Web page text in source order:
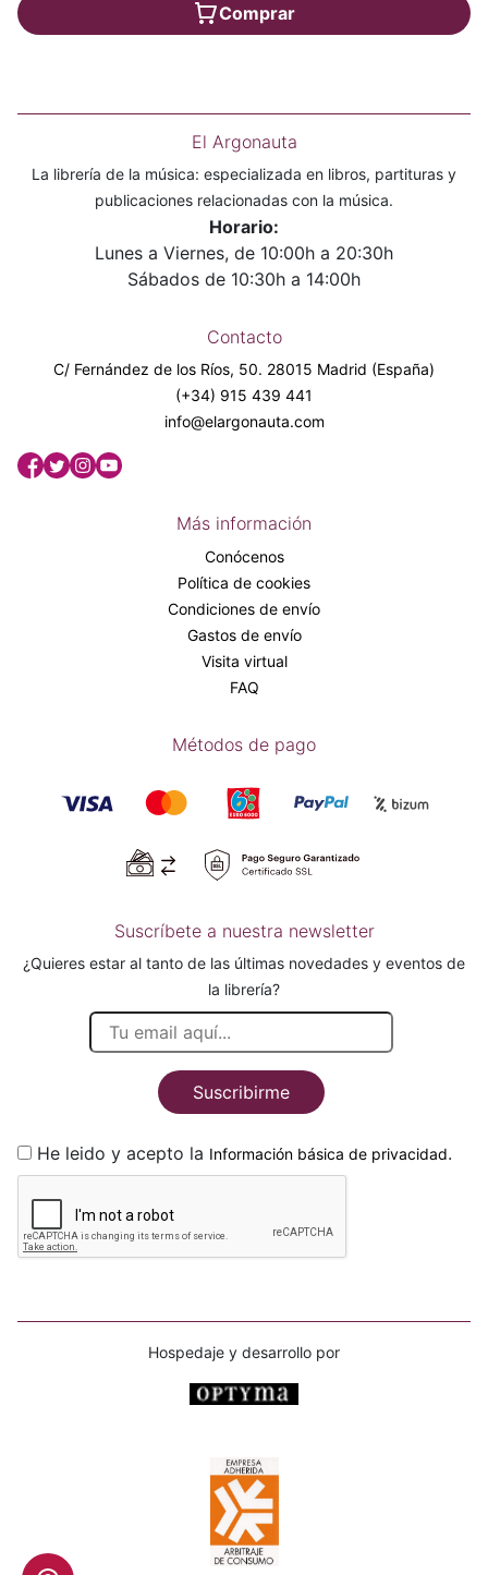
Comprar
El Argonauta
La librería de la música: especializada en libros, partituras y
publicaciones relacionadas con la música.
Horario:
Lunes a Viernes, de 10:00h a 20:30h
Sábados de 10:30h a 14:00h
Contacto
C/ Fernández de los Ríos, 50. 28015 Madrid (España)
(+34) 915 439 441
info@elargonauta.com
Más información
Conócenos
Política de cookies
Condiciones de envío
Gastos de envío
Visita virtual
FAQ
Métodos de pago
Suscríbete a nuestra newsletter
¿Quieres estar al tanto de las últimas novedades y eventos de
la librería?
Suscribirme
He leido y acepto la Información básica de privacidad.
Hospedaje y desarrollo por